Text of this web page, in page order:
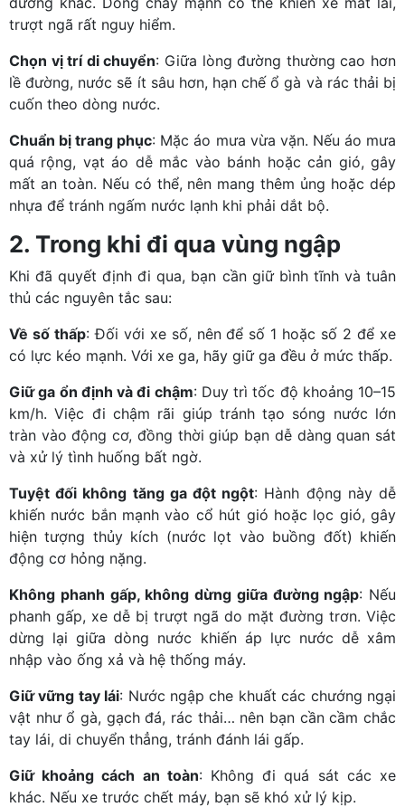
trượt ngã rất nguy hiểm.
Chọn vị trí di chuyển: Giữa lòng đường thường cao hơn
lề đường, nước sẽ ít sâu hơn, hạn chế ổ gà và rác thải bị
cuốn theo dòng nước.
Chuẩn bị trang phục: Mặc áo mưa vừa vặn. Nếu áo mưa
quá rộng, vạt áo dễ mắc vào bánh hoặc cản gió, gây
mất an toàn. Nếu có thể, nên mang thêm ủng hoặc dép
nhựa để tránh ngấm nước lạnh khi phải dắt bộ.
2. Trong khi đi qua vùng ngập
Khi đã quyết định đi qua, bạn cần giữ bình tĩnh và tuân
thủ các nguyên tắc sau:
Về số thấp: Đối với xe số, nên để số 1 hoặc số 2 để xe
có lực kéo mạnh. Với xe ga, hãy giữ ga đều ở mức thấp.
Giữ ga ổn định và đi chậm: Duy trì tốc độ khoảng 10–15
km/h. Việc đi chậm rãi giúp tránh tạo sóng nước lớn
tràn vào động cơ, đồng thời giúp bạn dễ dàng quan sát
và xử lý tình huống bất ngờ.
Tuyệt đối không tăng ga đột ngột: Hành động này dễ
khiến nước bắn mạnh vào cổ hút gió hoặc lọc gió, gây
hiện tượng thủy kích (nước lọt vào buồng đốt) khiến
động cơ hỏng nặng.
Không phanh gấp, không dừng giữa đường ngập: Nếu
phanh gấp, xe dễ bị trượt ngã do mặt đường trơn. Việc
dừng lại giữa dòng nước khiến áp lực nước dễ xâm
nhập vào ống xả và hệ thống máy.
Giữ vững tay lái: Nước ngập che khuất các chướng ngại
vật như ổ gà, gạch đá, rác thải… nên bạn cần cầm chắc
tay lái, di chuyển thẳng, tránh đánh lái gấp.
Giữ khoảng cách an toàn: Không đi quá sát các xe
khác. Nếu xe trước chết máy, bạn sẽ khó xử lý kịp.